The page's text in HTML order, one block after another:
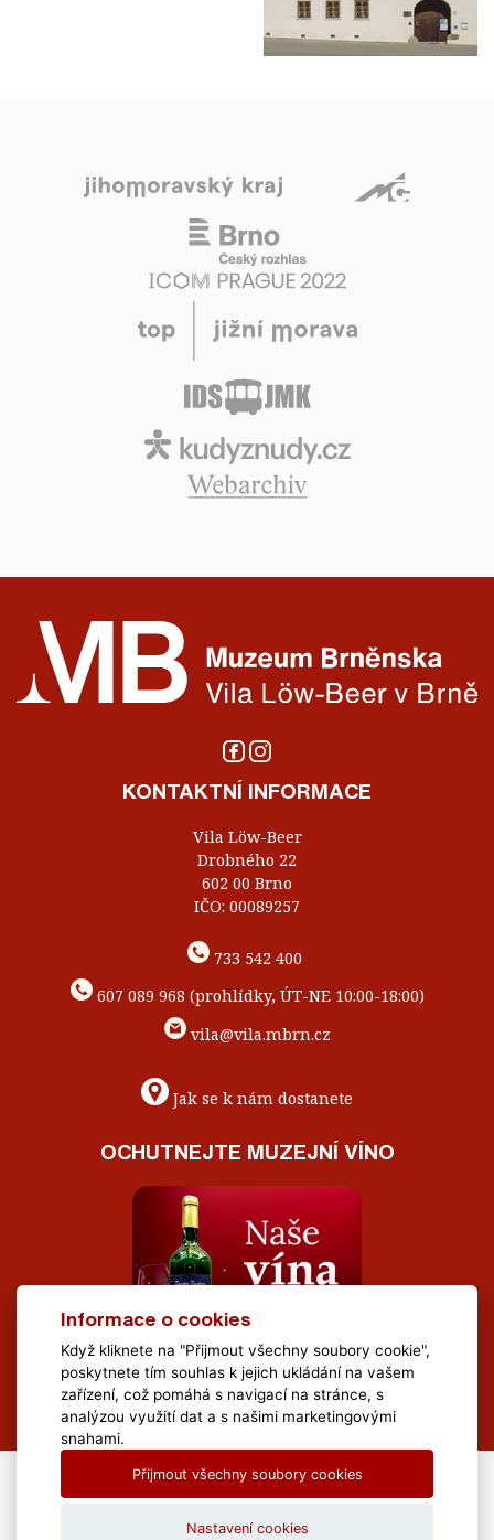
KONTAKTNÍ INFORMACE
Vila Löw-Beer
Drobného 22
602 00 Brno
IČO: 00089257
733 542 400
607 089 968 (prohlídky, ÚT-NE 10:00-18:00)
vila@vila.mbrn.cz
Jak se k nám dostanete
OCHUTNEJTE MUZEJNÍ VÍNO
All Rights Reserved Muzeum Brněnska © 2020, Webdesign by
Informace o cookies
Když kliknete na "Přijmout všechny soubory cookie",
poskytnete tím souhlas k jejich ukládání na vašem
zařízení, což pomáhá s navigací na stránce, s
analýzou využití dat a s našimi marketingovými
snahami.
Přijmout všechny soubory cookies
Nastavení cookies